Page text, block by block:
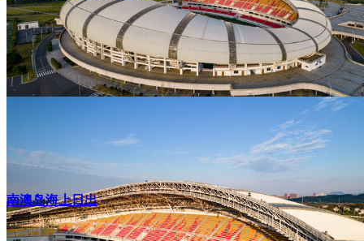
南澳岛海上日出